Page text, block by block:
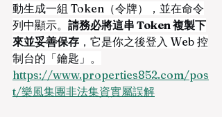
動生成一組 Token（令牌），並在命令
列中顯示。 請務必將這串 Token 複製下
來並妥善保存 ，它是你之後登入 Web 控
制台的「鑰匙」。
https://www.properties852.com/pos
t/樂風集團非法集資實屬誤解